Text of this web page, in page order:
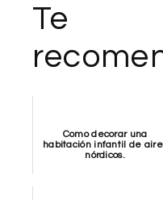
Te
Como decorar una
habitación infantil de
nórdicos.